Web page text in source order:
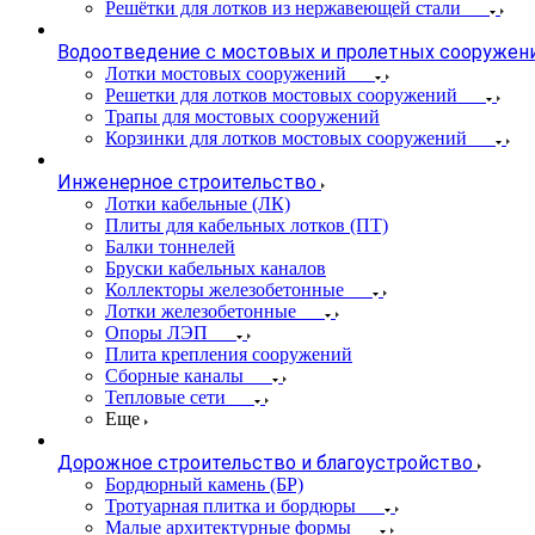
Решётки для лотков из нержавеющей стали
Водоотведение с мостовых и пролетных
Лотки мостовых сооружений
Решетки для лотков мостовых сооружений
Трапы для мостовых сооружений
Корзинки для лотков мостовых сооружений
Инженерное строительство
Лотки кабельные (ЛК)
Плиты для кабельных лотков (ПТ)
Балки тоннелей
Бруски кабельных каналов
Коллекторы железобетонные
Лотки железобетонные
Опоры ЛЭП
Плита крепления сооружений
Сборные каналы
Тепловые сети
Еще
Дорожное строительство и благоустройство
Бордюрный камень (БР)
Тротуарная плитка и бордюры
Малые архитектурные формы